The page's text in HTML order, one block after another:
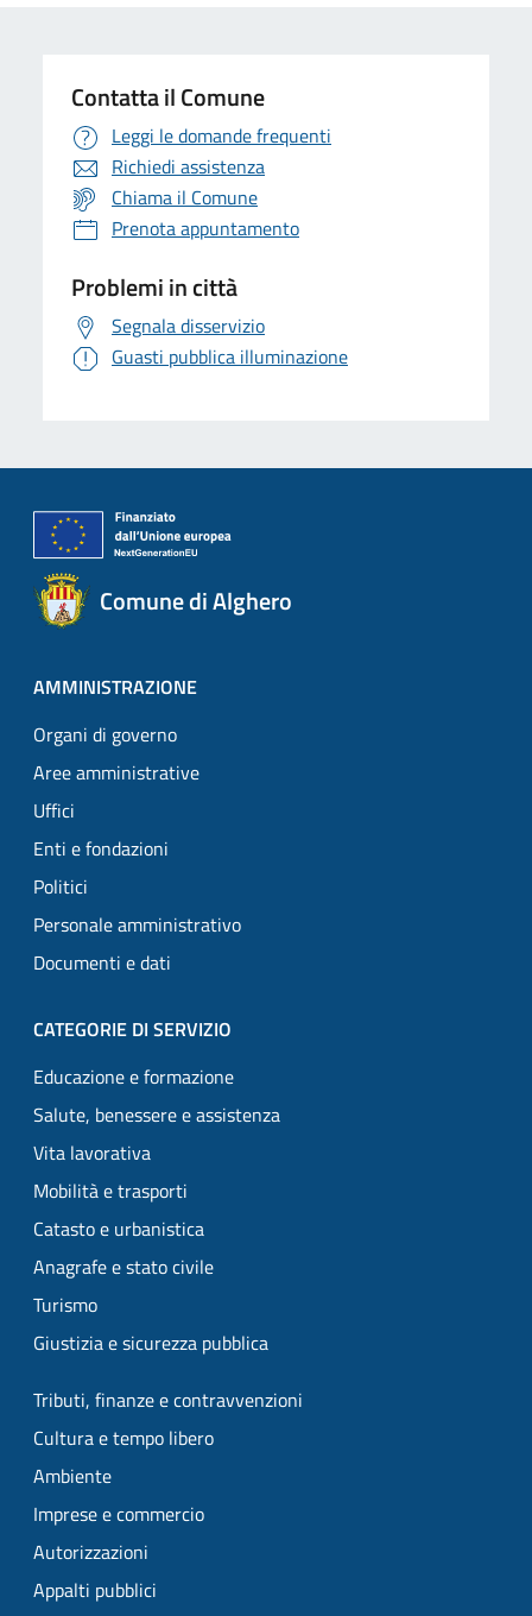
Contatta il Comune
Leggi le domande frequenti
Richiedi assistenza
Chiama il Comune
Prenota appuntamento
Problemi in città
Segnala disservizio
Guasti pubblica illuminazione
Comune di Alghero
AMMINISTRAZIONE
Organi di governo
Aree amministrative
Uffici
Enti e fondazioni
Politici
Personale amministrativo
Documenti e dati
CATEGORIE DI SERVIZIO
Educazione e formazione
Salute, benessere e assistenza
Vita lavorativa
Mobilità e trasporti
Catasto e urbanistica
Anagrafe e stato civile
Turismo
Giustizia e sicurezza pubblica
Tributi, finanze e contravvenzioni
Cultura e tempo libero
Ambiente
Imprese e commercio
Autorizzazioni
Appalti pubblici